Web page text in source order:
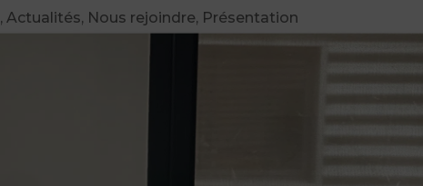
, Actualités, Nous rejoindre, Présentation